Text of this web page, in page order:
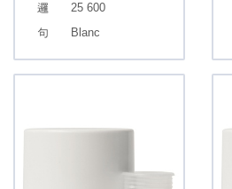
25 600
Blanc